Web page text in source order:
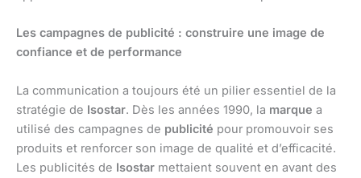
Les campagnes de publicité : construire une image de
confiance et de performance
La communication a toujours été un pilier essentiel de la
stratégie de Isostar. Dès les années 1990, la marque a
utilisé des campagnes de publicité pour promouvoir ses
produits et renforcer son image de qualité et d’efficacité.
Les publicités de Isostar mettaient souvent en avant des